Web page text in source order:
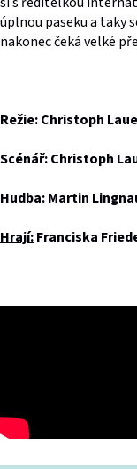
úplnou paseku a taky
nakonec čeká velké
Režie: Christoph
Scénář: Christoph
Hudba: Martin
Hrají:Franciska